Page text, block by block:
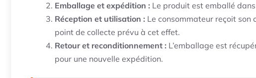
Emballage et expédition : Le produit est emballé
Réception et utilisation : Le consommateur reçoit son
point de collecte prévu à cet effet.
Retour et reconditionnement : L’emballage est
pour une nouvelle expédition.